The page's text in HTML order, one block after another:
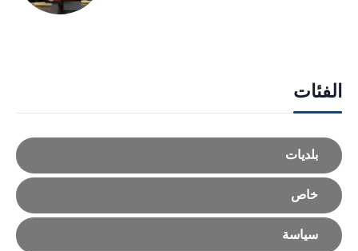
الفئات
بلديات
خاص
سياسة